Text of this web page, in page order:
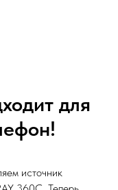
для
источник